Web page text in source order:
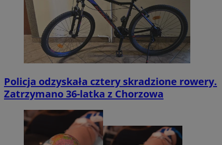
Policja odzyskała cztery skradzione rowery.
Zatrzymano 36-latka z Chorzowa